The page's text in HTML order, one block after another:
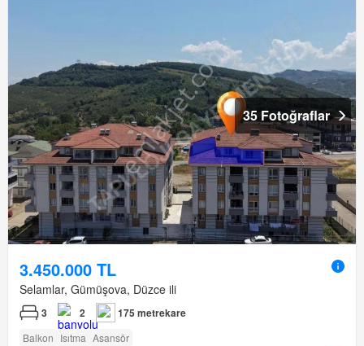
35 Fotoğraflar
3.450.000 TL
Selamlar, Gümüşova, Düzce ili
3 2 175 metrekare
Balkon Isıtma Asansör